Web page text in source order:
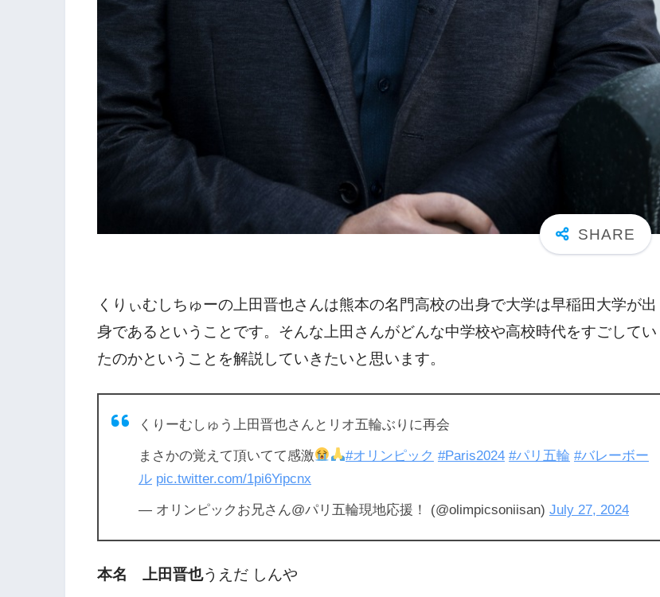
くりぃむしちゅーの上田晋也さんは熊本の名門高校の出身で大学は早稲田大学が出
身であるということです。そんな上田さんがどんな中学校や高校時代をすごしてい
たのかということを解説していきたいと思います。
くりーむしゅう上田晋也さんとリオ五輪ぶりに再会
まさかの覚えて頂いてて感激 #オリンピック #Paris2024 #パリ五輪 #バレーボー
ル pic.twitter.com/1pi6Yipcnx
— オリンピックお兄さん@パリ五輪現地応援！ (@olimpicsoniisan) July 27, 2024
本名 上田晋也うえだ しんや